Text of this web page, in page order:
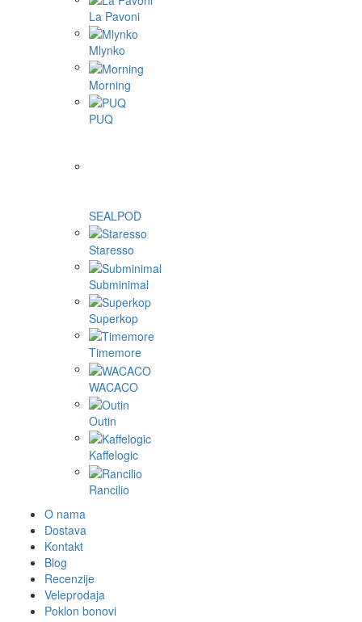
La Pavoni
Mlynko
Morning
PUQ
SEALPOD
Staresso
Subminimal
Superkop
Timemore
WACACO
Outin
Kaffelogic
Rancilio
O nama
Dostava
Kontakt
Blog
Recenzije
Veleprodaja
Poklon bonovi